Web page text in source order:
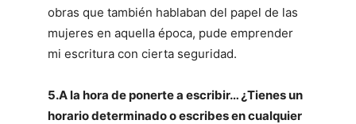
obras que también hablaban del papel de las
mujeres en aquella época, pude emprender
mi escritura con cierta seguridad.
5.A la hora de ponerte a escribir… ¿Tienes un
horario determinado o escribes en cualquier